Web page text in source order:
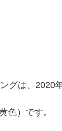
グは、2020
色）です。